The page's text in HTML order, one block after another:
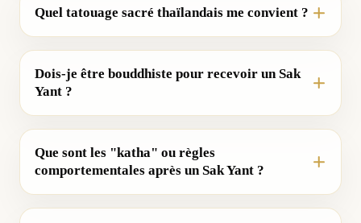
Quel tatouage sacré thaïlandais me convient ?
Dois-je être bouddhiste pour recevoir un Sak
Yant ?
Que sont les "katha" ou règles
comportementales après un Sak Yant ?